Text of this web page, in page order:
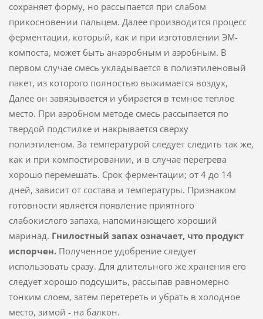
сохраняет форму, но рассыпается при слабом
прикосновении пальцем. Далее производится процесс
ферментации, который, как и при изготовлении ЭМ-
компоста, может быть анаэробным и аэробным. В
первом случае смесь укладывается в полиэтиленовый
пакет, из которого полностью выжимается воздух,
Далее он завязывается и убирается в темное теплое
место. При аэробном методе смесь рассыпается по
твердой подстилке и накрывается сверху
полиэтиленом. За температурой следует следить так же,
как и при компостировании, и в случае перегрева
хорошо перемешать. Срок ферментации; от 4 до 14
дней, зависит от состава и температуры. Признаком
готовности является появление приятного
слабокислого запаха, напоминающего хороший
маринад. Гнилостный запах означает, что продукт
испорчен.Полученное удобрение следует
использовать сразу. Для длительного же хранения его
следует хорошо подсушить, рассыпав равномерно
тонким слоем, затем перетереть и убрать в холодное
место, зимой - на балкон.